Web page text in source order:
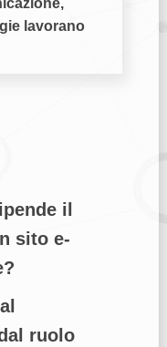
lavorano
il
sito e-
ruolo